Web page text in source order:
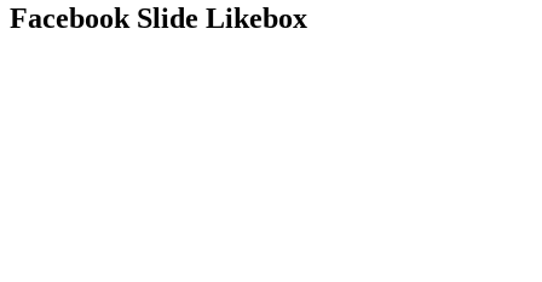
Facebook Slide Likebox